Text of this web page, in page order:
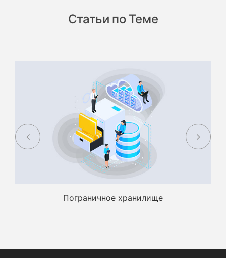
Статьи по Теме
Пограничное хранилище